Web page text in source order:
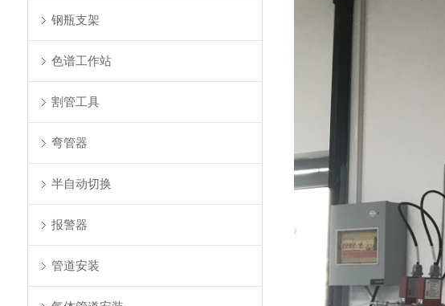
钢瓶支架
色谱工作站
割管工具
弯管器
半自动切换
报警器
管道安装